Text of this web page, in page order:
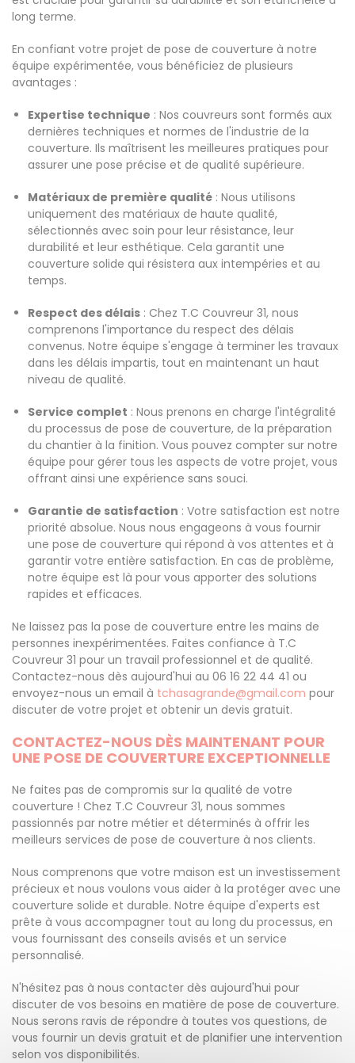
long terme.
En confiant votre projet de pose de couverture à notre
équipe expérimentée, vous bénéficiez de plusieurs
avantages :
Expertise technique : Nos couvreurs sont formés aux
dernières techniques et normes de l'industrie de la
couverture. Ils maîtrisent les meilleures pratiques pour
assurer une pose précise et de qualité supérieure.
Matériaux de première qualité : Nous utilisons
uniquement des matériaux de haute qualité,
sélectionnés avec soin pour leur résistance, leur
durabilité et leur esthétique. Cela garantit une
couverture solide qui résistera aux intempéries et au
temps.
Respect des délais : Chez T.C Couvreur 31, nous
comprenons l'importance du respect des délais
convenus. Notre équipe s'engage à terminer les travaux
dans les délais impartis, tout en maintenant un haut
niveau de qualité.
Service complet : Nous prenons en charge l'intégralité
du processus de pose de couverture, de la préparation
du chantier à la finition. Vous pouvez compter sur notre
équipe pour gérer tous les aspects de votre projet, vous
offrant ainsi une expérience sans souci.
Garantie de satisfaction : Votre satisfaction est notre
priorité absolue. Nous nous engageons à vous fournir
une pose de couverture qui répond à vos attentes et à
garantir votre entière satisfaction. En cas de problème,
notre équipe est là pour vous apporter des solutions
rapides et efficaces.
Ne laissez pas la pose de couverture entre les mains de
personnes inexpérimentées. Faites confiance à T.C
Couvreur 31 pour un travail professionnel et de qualité.
Contactez-nous dès aujourd'hui au 06 16 22 44 41 ou
envoyez-nous un email à tchasagrande@gmail.com pour
discuter de votre projet et obtenir un devis gratuit.
CONTACTEZ-NOUS DÈS MAINTENANT POUR
UNE POSE DE COUVERTURE EXCEPTIONNELLE
Ne faites pas de compromis sur la qualité de votre
couverture ! Chez T.C Couvreur 31, nous sommes
passionnés par notre métier et déterminés à offrir les
meilleurs services de pose de couverture à nos clients.
Nous comprenons que votre maison est un investissement
précieux et nous voulons vous aider à la protéger avec une
couverture solide et durable. Notre équipe d'experts est
prête à vous accompagner tout au long du processus, en
vous fournissant des conseils avisés et un service
personnalisé.
N'hésitez pas à nous contacter dès aujourd'hui pour
discuter de vos besoins en matière de pose de couverture.
Nous serons ravis de répondre à toutes vos questions, de
vous fournir un devis gratuit et de planifier une intervention
selon vos disponibilités.